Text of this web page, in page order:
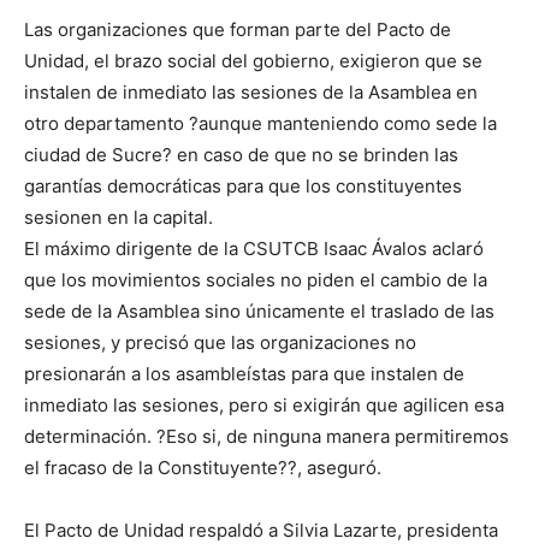
Las organizaciones que forman parte del Pacto de
Unidad, el brazo social del gobierno, exigieron que se
instalen de inmediato las sesiones de la Asamblea en
otro departamento ?aunque manteniendo como sede la
ciudad de Sucre? en caso de que no se brinden las
garantías democráticas para que los constituyentes
sesionen en la capital.
El máximo dirigente de la CSUTCB Isaac Ávalos aclaró
que los movimientos sociales no piden el cambio de la
sede de la Asamblea sino únicamente el traslado de las
sesiones, y precisó que las organizaciones no
presionarán a los asambleístas para que instalen de
inmediato las sesiones, pero si exigirán que agilicen esa
determinación. ?Eso si, de ninguna manera permitiremos
el fracaso de la Constituyente??, aseguró.
El Pacto de Unidad respaldó a Silvia Lazarte, presidenta